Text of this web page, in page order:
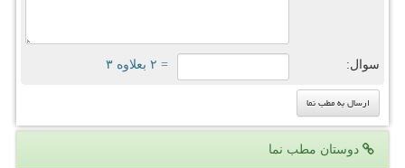
سوال: = ۲ بعلاوه ۳
دوستان مطب نما